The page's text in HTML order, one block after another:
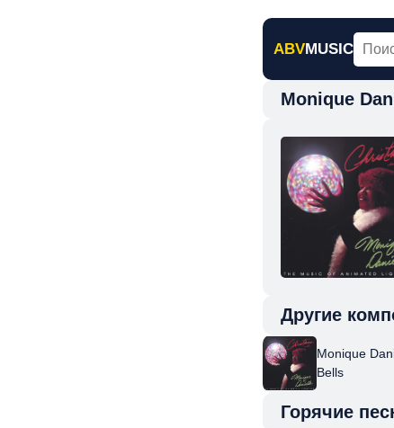
ABVMUSIC
Monique
Другие
Monique
Bells
Горячие